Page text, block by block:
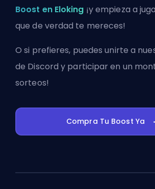
Boost en Eloking ¡y empieza a
que de verdad te mereces!
O si prefieres, puedesunirte a
de Discord y participar en un
sorteos!
Compra Tu Boost Ya